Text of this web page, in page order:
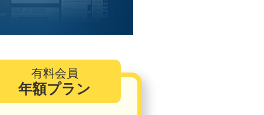
有料会員
年額プラン